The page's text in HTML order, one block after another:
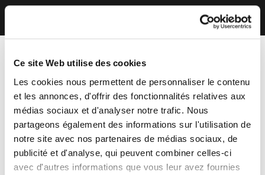
Ce site Web utilise des cookies
Les cookies nous permettent de personnaliser le contenu
et les annonces, d'offrir des fonctionnalités relatives aux
médias sociaux et d'analyser notre trafic. Nous
partageons également des informations sur l'utilisation de
notre site avec nos partenaires de médias sociaux, de
publicité et d'analyse, qui peuvent combiner celles-ci
avec d'autres informations que vous leur avez fournies